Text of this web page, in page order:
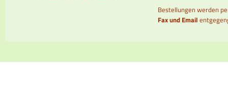
Bestellungen werden
Fax und Email